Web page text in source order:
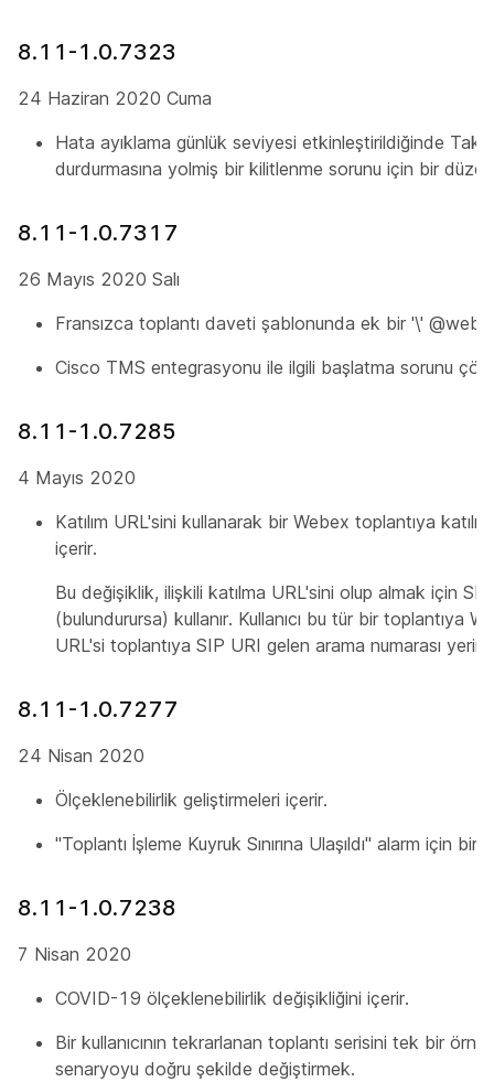
8.11-1.0.7323
24 Haziran 2020 Cuma
Hata ayıklama günlük seviyesi etkinleştirildiğinde
durdurmasına yolmiş bir kilitlenme sorunu için bir
8.11-1.0.7317
26 Mayıs 2020 Salı
Fransızca toplantı daveti şablonunda ek bir '\' @webex
Cisco TMS entegrasyonu ile ilgili başlatma sorunu
8.11-1.0.7285
4 Mayıs 2020
Katılım URL'sini kullanarak bir Webex toplantıya
içerir.
Bu değişiklik, ilişkili katılma URL'sini olup almak için SIP
(bulundurursa) kullanır. Kullanıcı bu tür bir toplantıya
URL'si toplantıya SIP URI gelen arama numarası yerine
8.11-1.0.7277
24 Nisan 2020
Ölçeklenebilirlik geliştirmeleri içerir.
"Toplantı İşleme Kuyruk Sınırına Ulaşıldı" alarm için bir
8.11-1.0.7238
7 Nisan 2020
COVID-19 ölçeklenebilirlik değişikliğini içerir.
Bir kullanıcının tekrarlanan toplantı serisini tek bir
senaryoyu doğru şekilde değiştirmek.